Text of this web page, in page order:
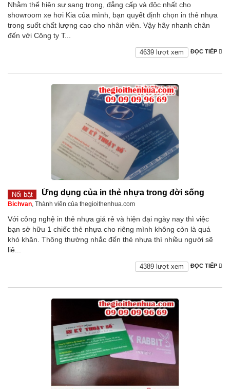
Nhằm thể hiện sự sang trọng, đẳng cấp và độc nhất cho
showroom xe hơi Kia của mình, bạn quyết định chọn in thẻ nhựa
trong suốt chất lượng cao cho nhân viên. Vậy hãy nhanh chân
đến với Công ty T...
ĐỌC TIẾP
4639 lượt xem
Nổi bật Ứng dụng của in thẻ nhựa trong đời sống
Bichvan, Thành viên của thegioithenhua.com
Với công nghệ in thẻ nhựa giá rẻ và hiện đại ngày nay thì việc
bạn sở hữu 1 chiếc thẻ nhựa cho riêng mình không còn là quá
khó khăn. Thông thường nhắc đến thẻ nhựa thì nhiều người sẽ
liê...
ĐỌC TIẾP
4389 lượt xem